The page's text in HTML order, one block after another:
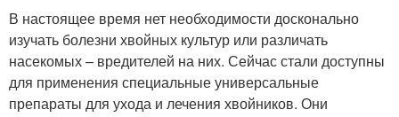
В настоящее время нет необходимости досконально
изучать болезни хвойных культур или различать
насекомых – вредителей на них. Сейчас стали доступны
для применения специальные универсальные
препараты для ухода и лечения хвойников. Они